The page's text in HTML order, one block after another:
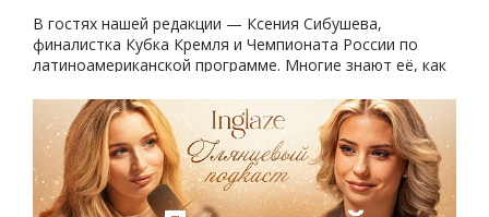
В гостях нашей редакции — Ксения Сибушева,
финалистка Кубка Кремля и Чемпионата России по
латиноамериканской программе. Многие знают её, как